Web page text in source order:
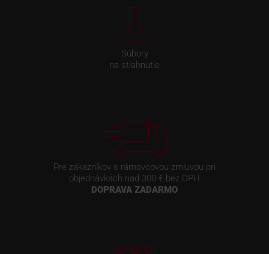
Súbory
na stiahnutie
Pre zákazníkov s rámovcovou zmluvou pri
objednávkach nad 300 € bez DPH
DOPRAVA ZADARMO